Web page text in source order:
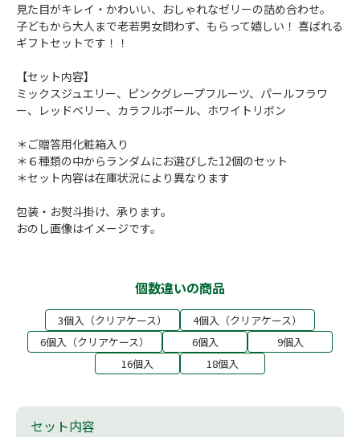
見た目がキレイ・かわいい、おしゃれなゼリーの詰め合わせ。
子どもから大人まで老若男女問わず、もらって嬉しい！ 喜ばれる
ギフトセットです！！
【セット内容】
ミックスジュエリー、ピンクグレープフルーツ、パールフラワ
ー、レッドベリー、カラフルボール、ホワイトリボン
＊ご贈答用化粧箱入り
＊６種類の中からランダムにお選びした12個のセット
＊セット内容は在庫状況により異なります
包装・お熨斗掛け、承ります。
おのし画像はイメージです。
個数違いの商品
3個入（クリアケース）
4個入（クリアケース）
6個入（クリアケース）
6個入
9個入
16個入
18個入
セット内容